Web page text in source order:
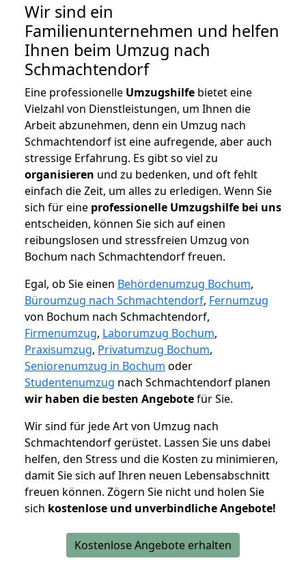
Wir sind ein
Familienunternehmen und helfen
Ihnen beim Umzug nach
Schmachtendorf
Eine professionelle Umzugshilfe bietet eine
Vielzahl von Dienstleistungen, um Ihnen die
Arbeit abzunehmen, denn ein Umzug nach
Schmachtendorf ist eine aufregende, aber auch
stressige Erfahrung. Es gibt so viel zu
organisieren und zu bedenken, und oft fehlt
einfach die Zeit, um alles zu erledigen. Wenn Sie
sich für eine professionelle Umzugshilfe bei uns
entscheiden, können Sie sich auf einen
reibungslosen und stressfreien Umzug von
Bochum nach Schmachtendorf freuen.
Egal, ob Sie einen Behördenumzug Bochum,
Büroumzug nach Schmachtendorf, Fernumzug
von Bochum nach Schmachtendorf,
Firmenumzug, Laborumzug Bochum,
Praxisumzug, Privatumzug Bochum,
Seniorenumzug in Bochum oder
Studentenumzug nach Schmachtendorf planen
wir haben die besten Angebotefür Sie.
Wir sind für jede Art von Umzug nach
Schmachtendorf gerüstet. Lassen Sie uns dabei
helfen, den Stress und die Kosten zu minimieren,
damit Sie sich auf Ihren neuen Lebensabschnitt
freuen können. Zögern Sie nicht und holen Sie
sich kostenlose und unverbindliche Angebote!
Kostenlose Angebote erhalten